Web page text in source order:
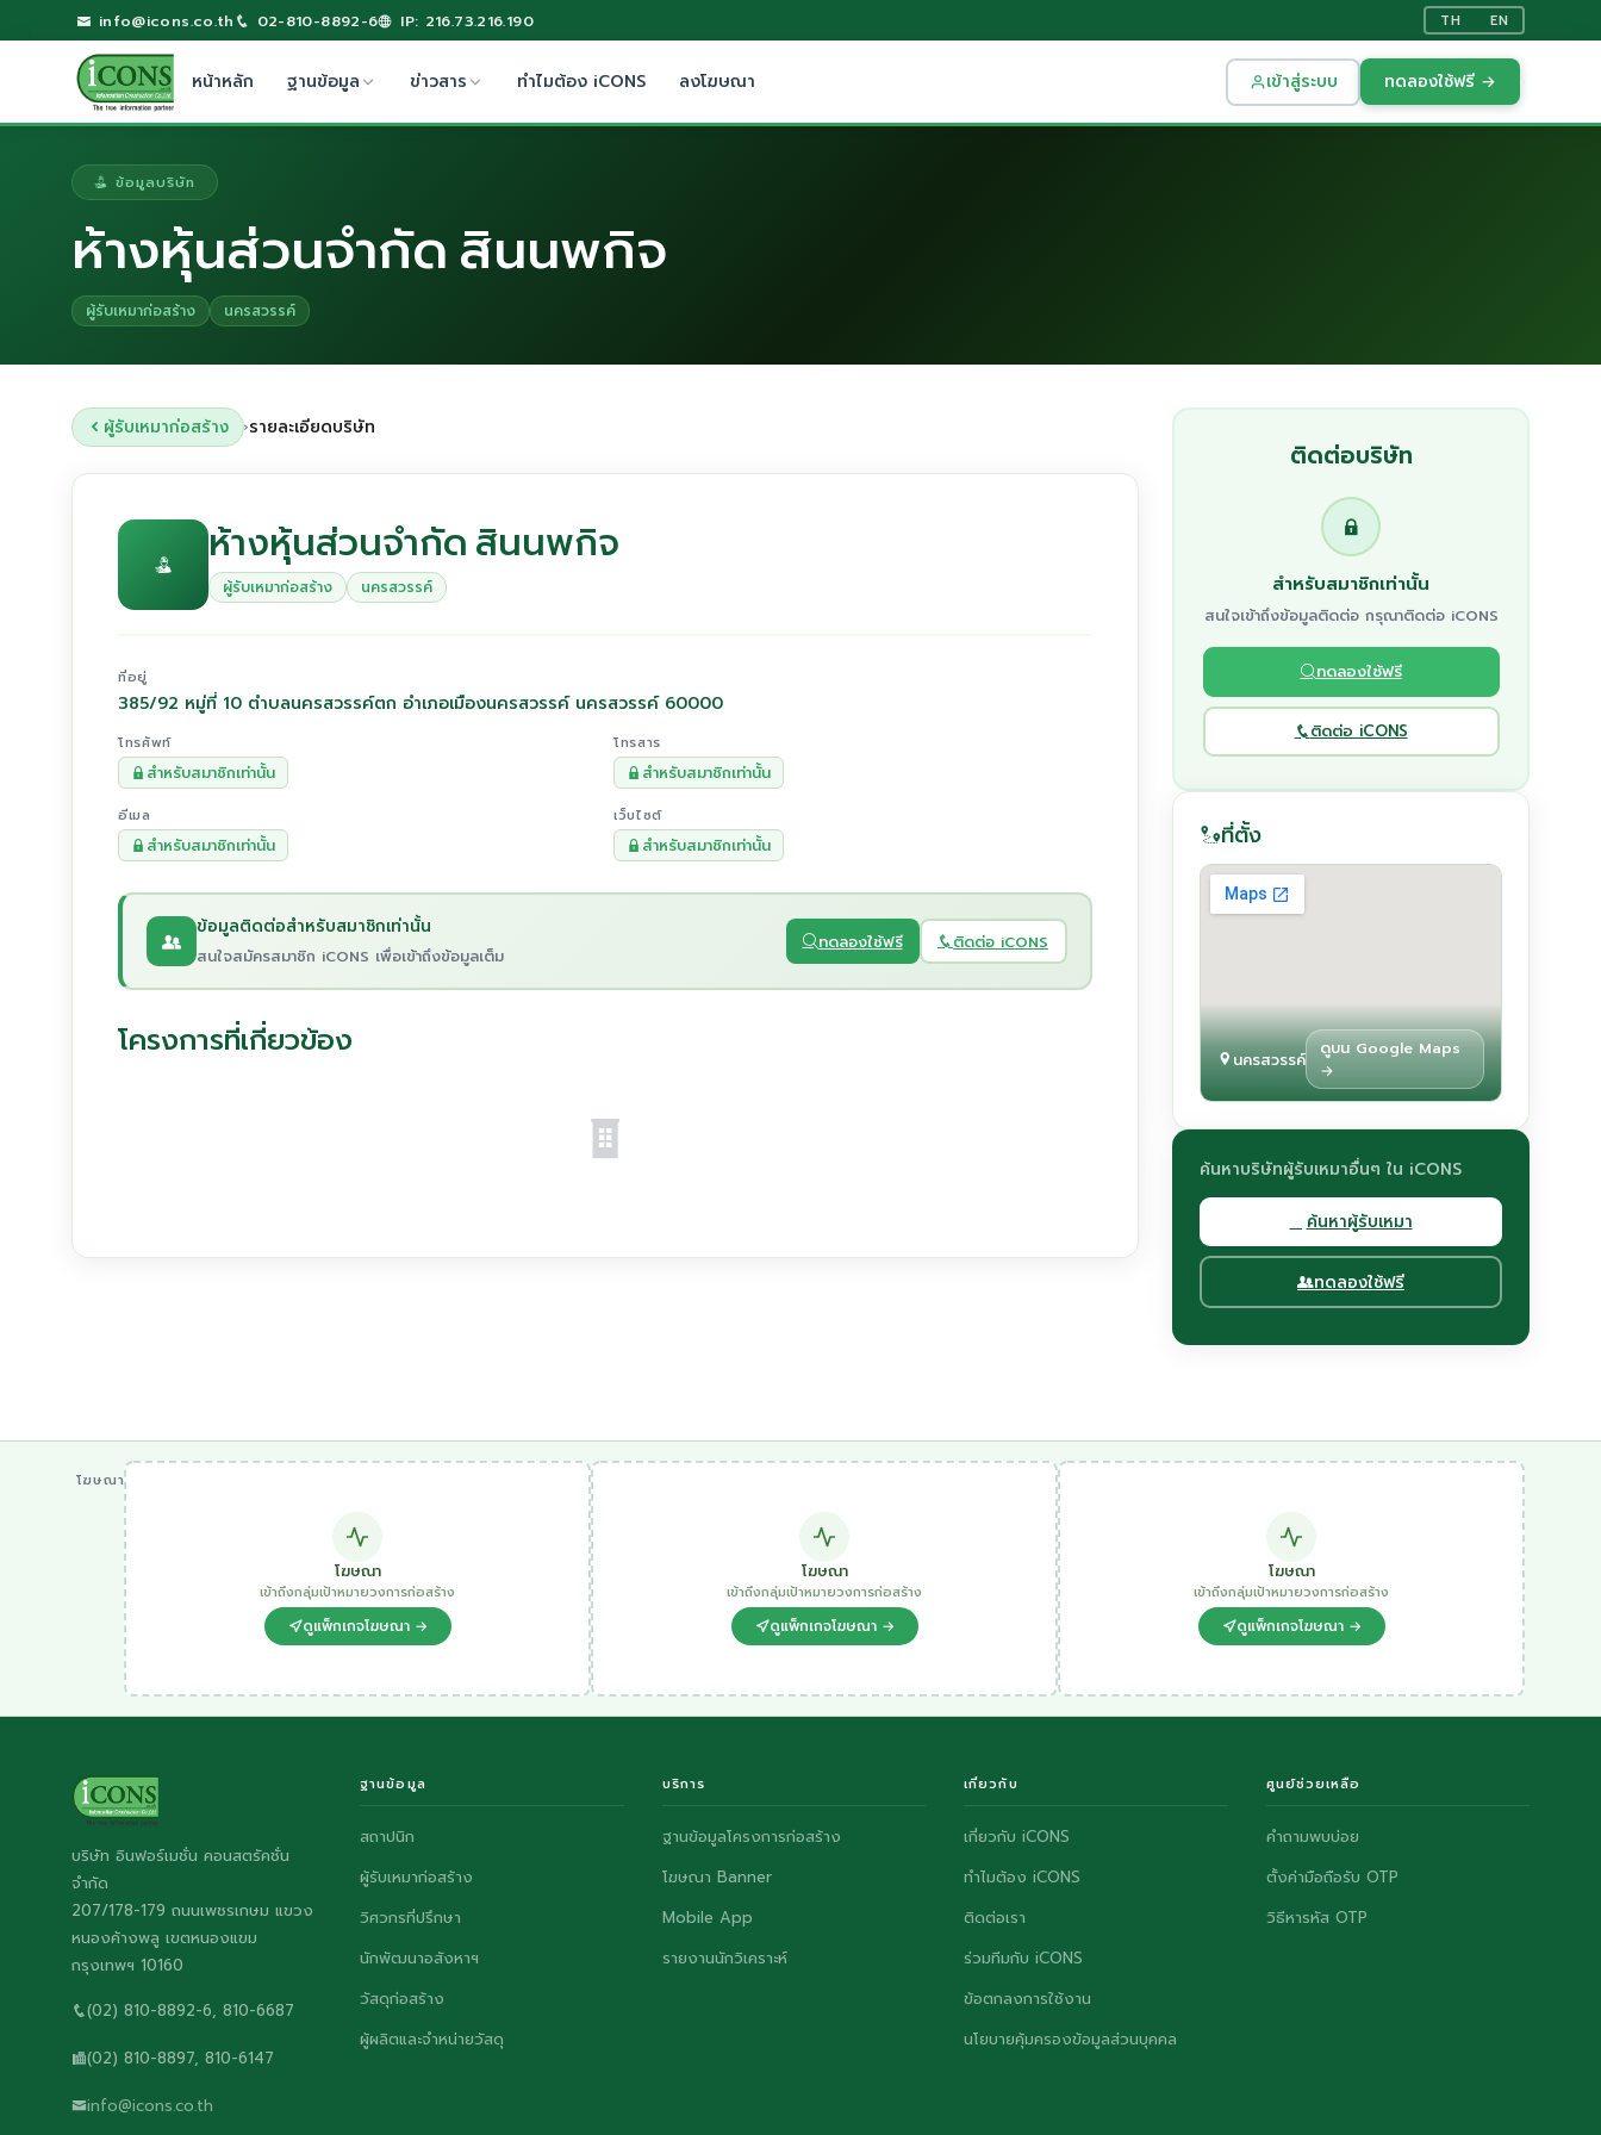
info@icons.co.th 02-810-8892-6 IP: 216.73.216.190 TH EN
หน้าหลัก ฐานข้อมูล ข่าวสาร ทำไมต้อง iCONS ลงโฆษณา เข้าสู่ระบบ ทดลองใช้ฟรี →
ข้อมูลบริษัท
ห้างหุ้นส่วนจำกัด สินนพกิจ
ผู้รับเหมาก่อสร้าง นครสวรรค์
ผู้รับเหมาก่อสร้าง ›รายละเอียดบริษัท
ห้างหุ้นส่วนจำกัด สินนพกิจ
ผู้รับเหมาก่อสร้าง นครสวรรค์
ที่อยู่
385/92 หมู่ที่ 10 ตำบลนครสวรรค์ตก อำเภอเมืองนครสวรรค์ นครสวรรค์ 60000
โทรศัพท์
สำหรับสมาชิกเท่านั้น
โทรสาร
สำหรับสมาชิกเท่านั้น
อีเมล
สำหรับสมาชิกเท่านั้น
เว็บไซต์
สำหรับสมาชิกเท่านั้น
ข้อมูลติดต่อสำหรับสมาชิกเท่านั้น
สนใจสมัครสมาชิก iCONS เพื่อเข้าถึงข้อมูลเต็ม
ทดลองใช้ฟรี ติดต่อ iCONS
โครงการที่เกี่ยวข้อง
ติดต่อบริษัท
สำหรับสมาชิกเท่านั้น
สนใจเข้าถึงข้อมูลติดต่อ กรุณาติดต่อ iCONS
ทดลองใช้ฟรี
ติดต่อ iCONS
ที่ตั้ง
นครสวรรค์
ดูบน Google Maps
→
ค้นหาบริษัทผู้รับเหมาอื่นๆ ใน iCONS
ค้นหาผู้รับเหมา
ทดลองใช้ฟรี
โฆษณา
โฆษณา
เข้าถึงกลุ่มเป้าหมายวงการก่อสร้าง
ดูแพ็กเกจโฆษณา →
โฆษณา
เข้าถึงกลุ่มเป้าหมายวงการก่อสร้าง
ดูแพ็กเกจโฆษณา →
โฆษณา
เข้าถึงกลุ่มเป้าหมายวงการก่อสร้าง
ดูแพ็กเกจโฆษณา →
บริษัท อินฟอร์เมชั่น คอนสตรัคชั่น
จำกัด
207/178-179 ถนนเพชรเกษม แขวง
หนองค้างพลู เขตหนองแขม
กรุงเทพฯ 10160
(02) 810-8892-6, 810-6687
(02) 810-8897, 810-6147
info@icons.co.th
ฐานข้อมูล
สถาปนิก
ผู้รับเหมาก่อสร้าง
วิศวกรที่ปรึกษา
นักพัฒนาอสังหาฯ
วัสดุก่อสร้าง
ผู้ผลิตและจำหน่ายวัสดุ
บริการ
ฐานข้อมูลโครงการก่อสร้าง
โฆษณา Banner
Mobile App
รายงานนักวิเคราะห์
เกี่ยวกับ
เกี่ยวกับ iCONS
ทำไมต้อง iCONS
ติดต่อเรา
ร่วมทีมกับ iCONS
ข้อตกลงการใช้งาน
นโยบายคุ้มครองข้อมูลส่วนบุคคล
ศูนย์ช่วยเหลือ
คำถามพบบ่อย
ตั้งค่ามือถือรับ OTP
วิธีหารหัส OTP